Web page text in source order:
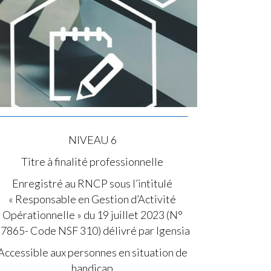
NIVEAU 6
Titre à finalité professionnelle
Enregistré au RNCP sous l’intitulé
« Responsable en Gestion d’Activité
Opérationnelle » du 19 juillet 2023 (N°
Code NSF 310) délivré par Igensia
aux personnes en situation de
handicap